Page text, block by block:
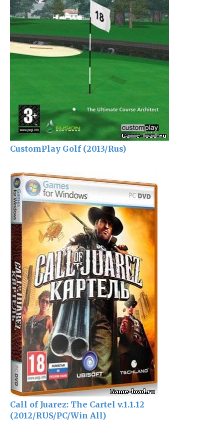
CustomPlay Golf (2013/Rus)
Call of Juarez: The Cartel v.1.1.12
(2012/RUS/PC/Win All)